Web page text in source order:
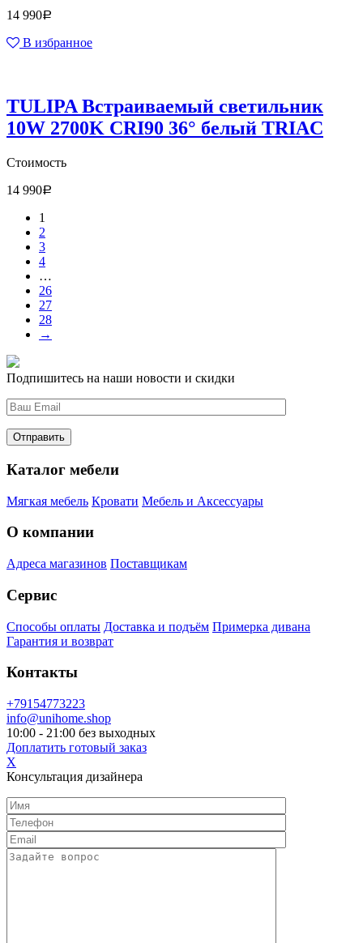
14 990Р
В избранное
TULIPA Встраиваемый светильник
10W 2700K CRI90 36° белый TRIAC
Стоимость
14 990Р
1
2
3
4
…
26
27
28
→
Подпишитесь на наши новости и скидки
Каталог мебели
Мягкая мебель Кровати Мебель и Аксессуары
О компании
Адреса магазинов Поставщикам
Сервис
Способы оплаты Доставка и подъём Примерка дивана
Гарантия и возврат
Контакты
+79154773223
info@unihome.shop
10:00 - 21:00 без выходных
Доплатить готовый заказ
X
Консультация дизайнера